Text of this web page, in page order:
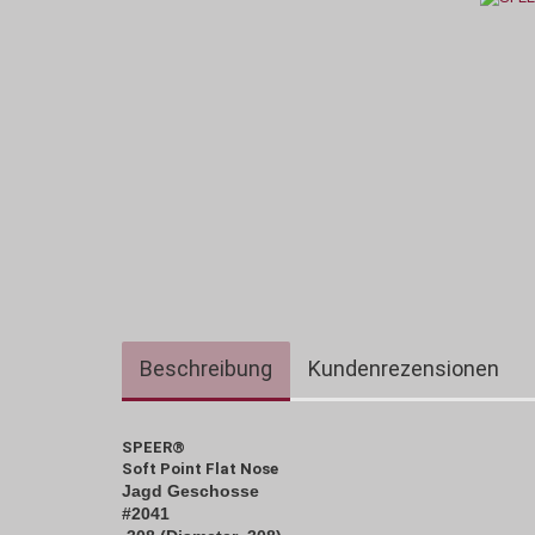
Beschreibung Kundenrezensionen
SPEER®
Soft Point Flat Nose
Jagd Geschosse
#2041